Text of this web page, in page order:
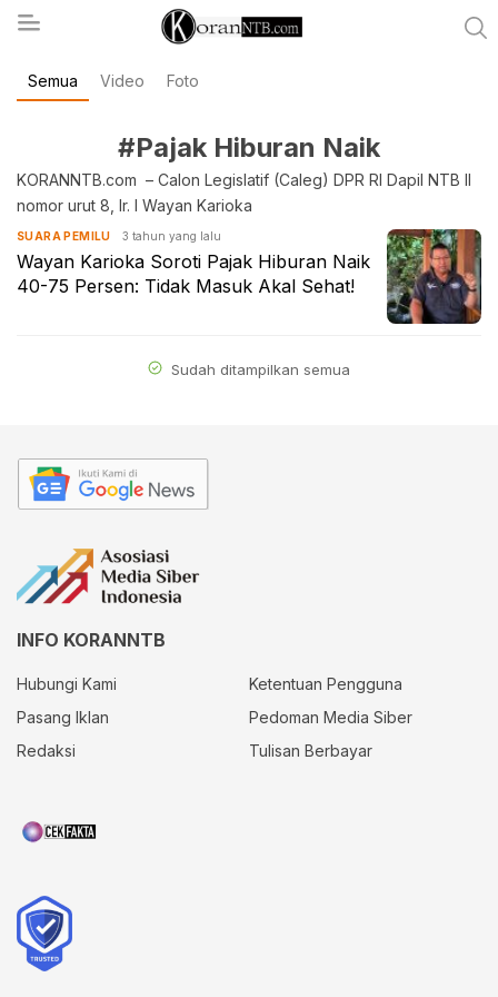
koranntb.com
Semua Video Foto
#Pajak Hiburan Naik
KORANNTB.com – Calon Legislatif (Caleg) DPR RI Dapil NTB II
nomor urut 8, Ir. I Wayan Karioka
SUARA PEMILU 3 tahun yang lalu
Wayan Karioka Soroti Pajak Hiburan Naik
40-75 Persen: Tidak Masuk Akal Sehat!
Sudah ditampilkan semua
INFO KORANNTB
Hubungi Kami
Ketentuan Pengguna
Pasang Iklan
Pedoman Media Siber
Redaksi
Tulisan Berbayar